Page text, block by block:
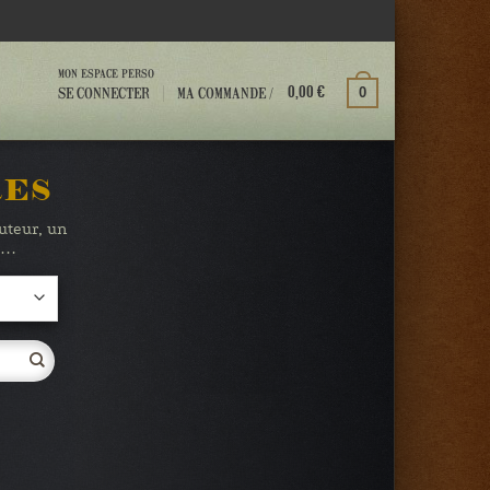
MON ESPACE PERSO
SE CONNECTER MA COMMANDE / 0,00€ 0
un